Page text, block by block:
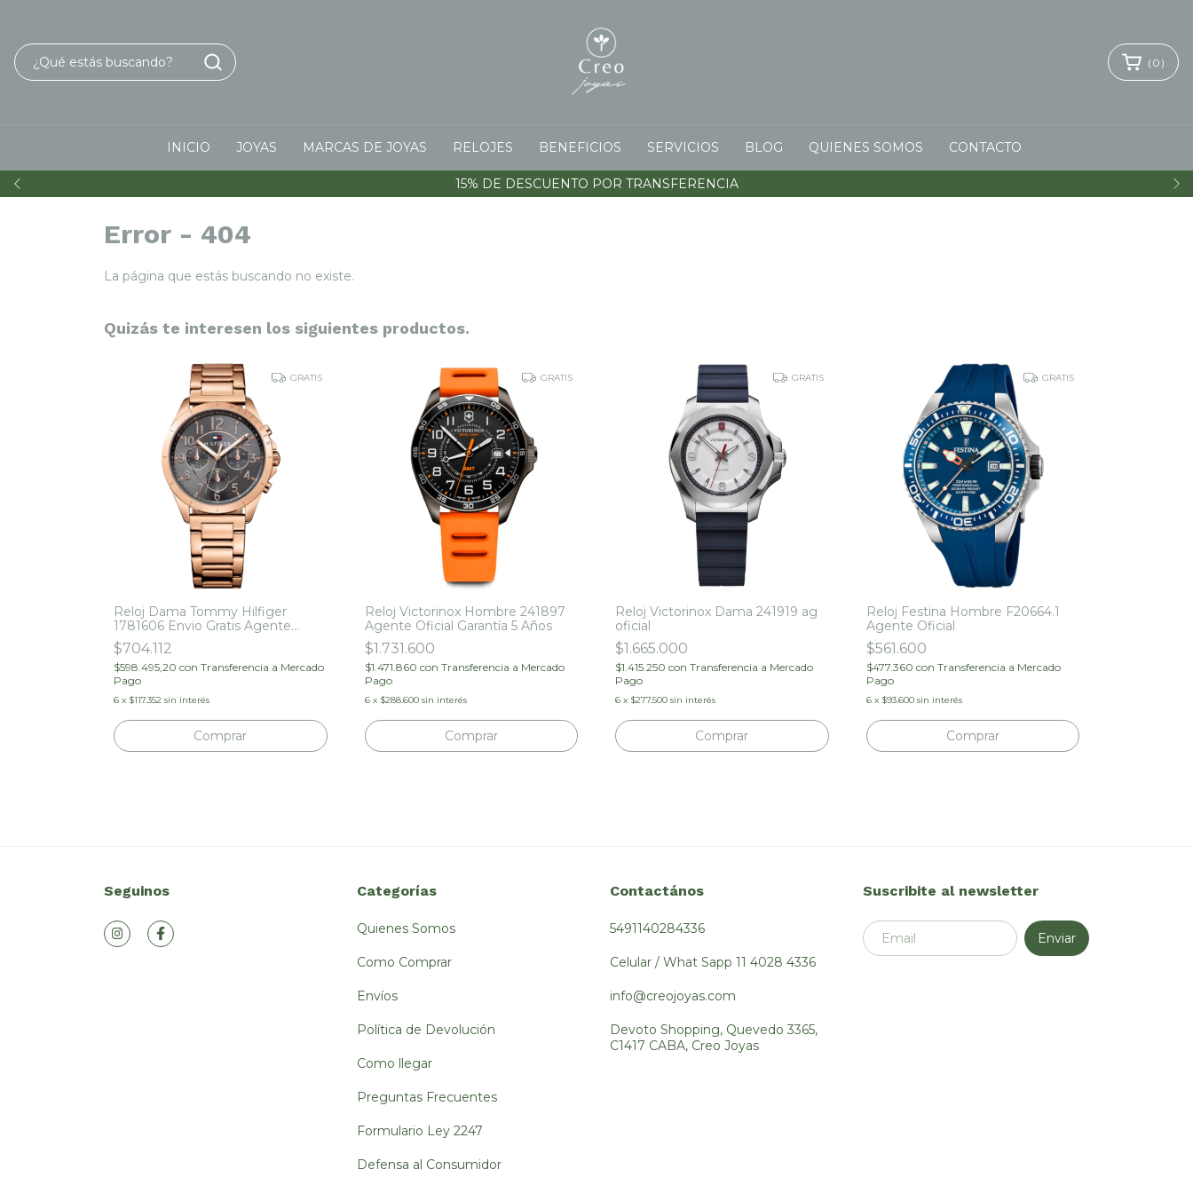
15% DE DESCUENTO POR TRANSFERENCIA
( 0 )
INICIO JOYAS MARCAS DE JOYAS RELOJES BENEFICIOS SERVICIOS BLOG QUIENES SOMOS CONTACTO
Error - 404
La página que estás buscando no existe.
Quizás te interesen los siguientes productos.
GRATIS
Reloj Dama Tommy Hilfiger
1781606 Envio Gratis Agente
Oficial
$704.112
$598.495,20 con Transferencia a Mercado
Pago
6 x $117.352 sin interés
Comprar
GRATIS
Reloj Victorinox Hombre 241897
Agente Oficial Garantía 5 Años
$1.731.600
$1.471.860 con Transferencia a Mercado
Pago
6 x $288.600 sin interés
GRATIS
Reloj Victorinox Dama 241919 ag
oficial
$1.665.000
$1.415.250 con Transferencia a Mercado
Pago
6 x $277.500 sin interés
GRATIS
Reloj Festina Hombre F20664.1
Agente Oficial
$561.600
$477.360 con Transferencia a Mercado
Pago
6 x $93.600 sin interés
Seguinos Categorías
Quienes Somos
Como Comprar
Envíos
Política de Devolución
Como llegar
Preguntas Frecuentes
Formulario Ley 2247
Defensa al Consumidor
Contactános
5491140284336
Celular / What Sapp 11 4028 4336
info@creojoyas.com
Devoto Shopping, Quevedo 3365,
C1417 CABA, Creo Joyas
Suscribite al newsletter